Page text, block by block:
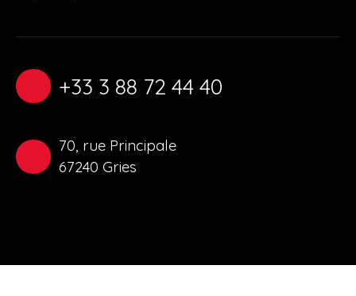
+33 3 88 72 44 40
70, rue Principale
67240 Gries